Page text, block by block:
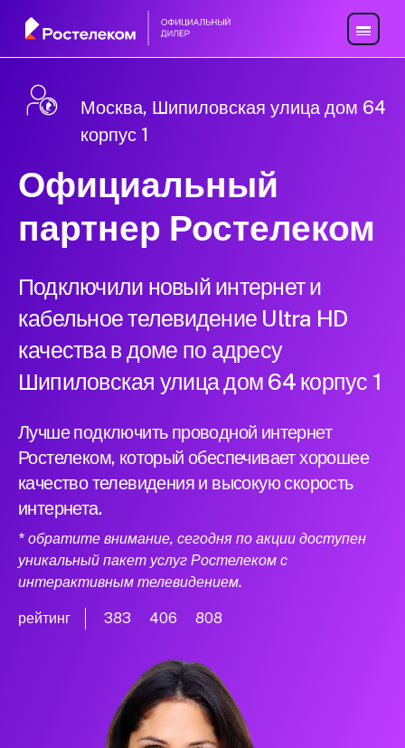
Москва, Шипиловская улица дом 64
корпус 1
Официальный
партнер Ростелеком
Подключили новый интернет и
кабельное телевидение Ultra HD
качества в доме по адресу
Шипиловская улица дом 64 корпус 1
Лучше подключить проводной интернет
Ростелеком, который обеспечивает хорошее
качество телевидения и высокую скорость
интернета.
* обратите внимание, сегодня по акции доступен
уникальный пакет услуг Ростелеком с
интерактивным телевидением.
рейтинг 383 406 808